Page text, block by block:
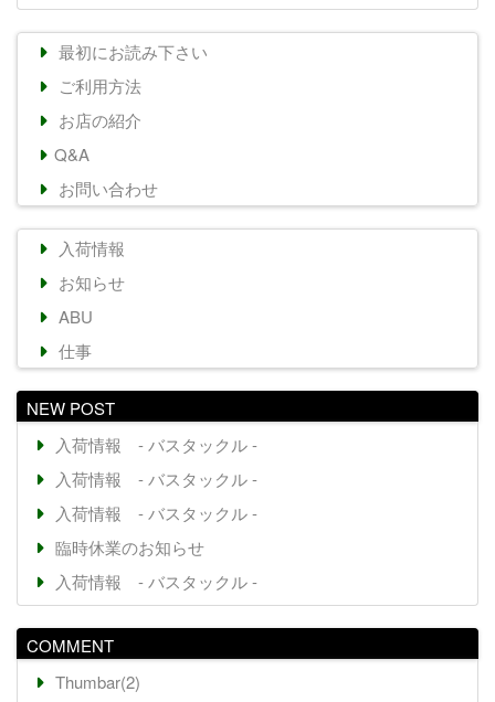
最初にお読み下さい
ご利用方法
お店の紹介
Q&A
お問い合わせ
入荷情報
お知らせ
ABU
仕事
NEW POST
入荷情報 - バスタックル -
入荷情報 - バスタックル -
入荷情報 - バスタックル -
臨時休業のお知らせ
入荷情報 - バスタックル -
COMMENT
Thumbar(2)